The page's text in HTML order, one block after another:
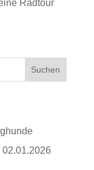
Radtour
Suchen